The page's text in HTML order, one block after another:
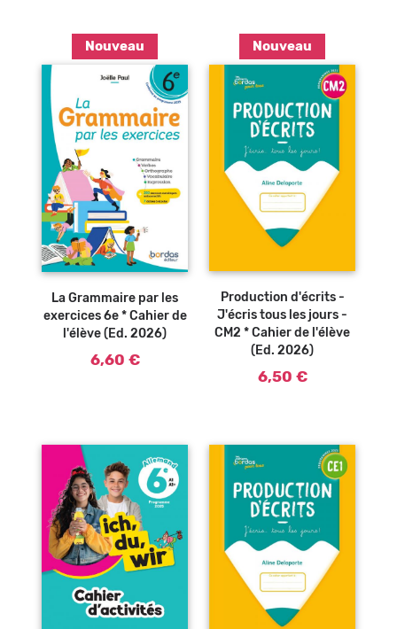
Nouveau
Ajouter au
La Grammaire par les
exercices 6e * Cahier de
l'élève (Ed. 2026)
6,60 €
Nouveau
Ajouter au
Production d'écrits -
J'écris tous les jours -
CM2 * Cahier de l'élève
(Ed. 2026)
6,50 €